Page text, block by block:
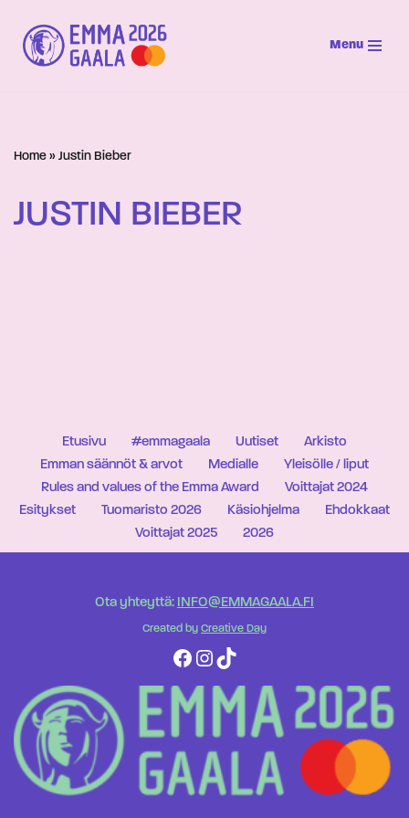
Siirry
suoraan
Menu
Home » Justin Bieber
JUSTIN BIEBER
Etusivu #emmagaala Uutiset
Arkisto
Emman säännöt & arvot
Medialle
Yleisölle / liput
Rules and values of the Emma Award
Voittajat 2024
Esitykset
Tuomaristo 2026 Käsiohjelma
Ehdokkaat
Voittajat 2025
2026
Ota yhteyttä: INFO@EMMAGAALA.FI
Created by Creative Day